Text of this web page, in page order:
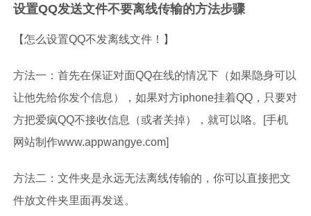
设置QQ发送文件不要离线传输的方法步骤
【怎么设置QQ不发离线文件！】
方法一：首先在保证对面QQ在线的情况下（如果隐身可以
让他先给你发个信息），如果对方iphone挂着QQ，只要对
方把爱疯QQ不接收信息（或者关掉），就可以咯。[手机
网站制作www.appwangye.com]
方法二：文件夹是永远无法离线传输的，你可以直接把文
件放文件夹里面再发送。